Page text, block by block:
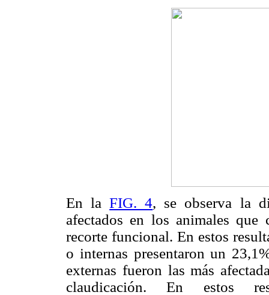
En laFIG. 4, se observa la
afectados en los animales
recorte funcional. En estos
o internas presentaron un
externas fueron las más
claudicación. En estos